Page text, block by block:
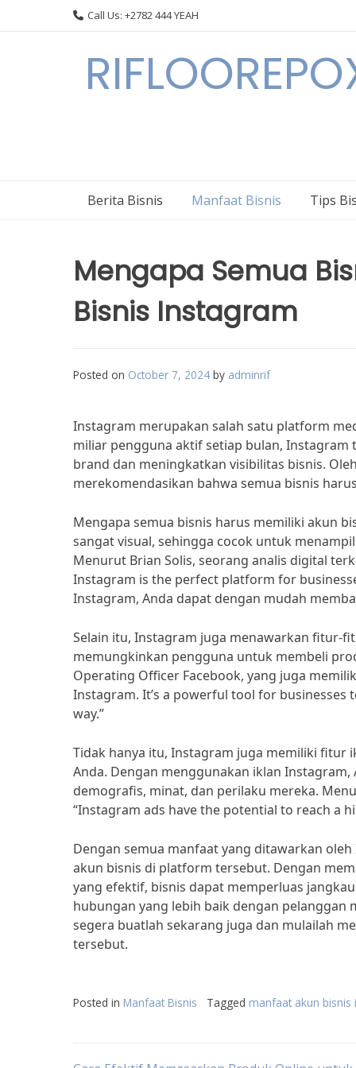
Call Us: +2782 444 YEAH
Berita Bisnis Manfaat Bisnis Tips
Mengapa Semua
Bisnis Instagram
Posted on October 7, 2024 by adminrif
Instagram merupakan salah satu platform
miliar pengguna aktif setiap bulan,
brand dan meningkatkan visibilitas bisnis.
merekomendasikan bahwa semua bisnis
Mengapa semua bisnis harus memiliki akun
sangat visual, sehingga cocok untuk
Menurut Brian Solis, seorang analis digital
Instagram is the perfect platform for
Instagram, Anda dapat dengan mudah
Selain itu, Instagram juga menawarkan fitur-
memungkinkan pengguna untuk membeli
Operating Officer Facebook, yang juga
Instagram. It’s a powerful tool for
way.”
Tidak hanya itu, Instagram juga memiliki fitur
Anda. Dengan menggunakan iklan
demografis, minat, dan perilaku mereka.
“Instagram ads have the potential to reach a
Dengan semua manfaat yang ditawarkan
akun bisnis di platform tersebut. Dengan
yang efektif, bisnis dapat memperluas
hubungan yang lebih baik dengan pelanggan
segera buatlah sekarang juga dan mulailah
tersebut.
Posted in Manfaat Bisnis Tagged manfaat akun bisnis